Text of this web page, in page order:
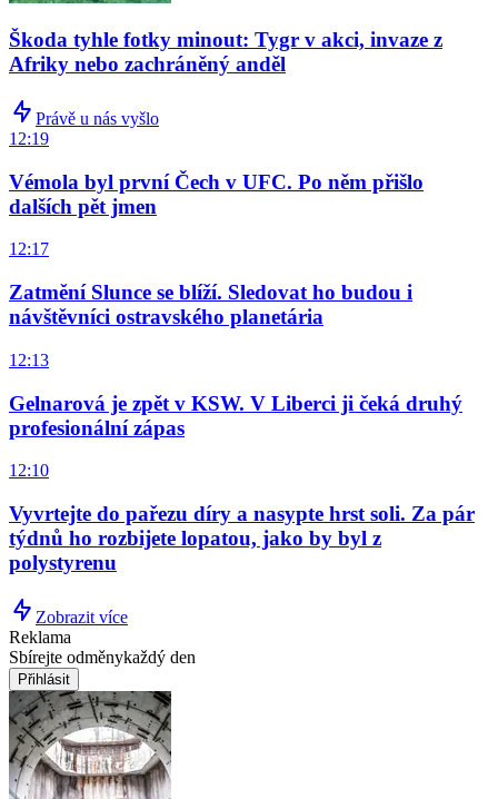
Škoda tyhle fotky minout: Tygr v akci, invaze z
Afriky nebo zachráněný anděl
Právě u nás vyšlo
12:19
Vémola byl první Čech v UFC. Po něm přišlo
dalších pět jmen
12:17
Zatmění Slunce se blíží. Sledovat ho budou i
návštěvníci ostravského planetária
12:13
Gelnarová je zpět v KSW. V Liberci ji čeká druhý
profesionální zápas
12:10
Vyvrtejte do pařezu díry a nasypte hrst soli. Za pár
týdnů ho rozbijete lopatou, jako by byl z
polystyrenu
Zobrazit více
Reklama
Sbírejte odměnykaždý den
Přihlásit